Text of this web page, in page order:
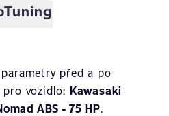
před a po
pro vozidlo: Kawasaki
ABS - 75 HP.